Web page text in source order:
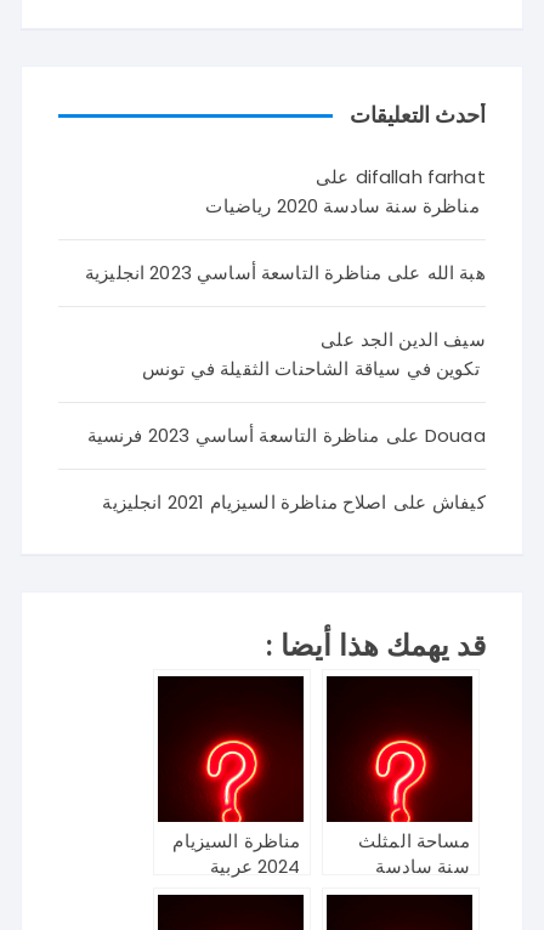
أحدث التعليقات
difallah farhat على
مناظرة سنة سادسة 2020 رياضيات
هبة الله على مناظرة التاسعة أساسي 2023 انجليزية
سيف الدين الجد على
تكوين في سياقة الشاحنات الثقيلة في تونس
Douaa على مناظرة التاسعة أساسي 2023 فرنسية
كيفاش على اصلاح مناظرة السيزيام 2021 انجليزية
قد يهمك هذا أيضا :
مساحة المثلث
سنة سادسة
مناظرة السيزيام
2024 عربية